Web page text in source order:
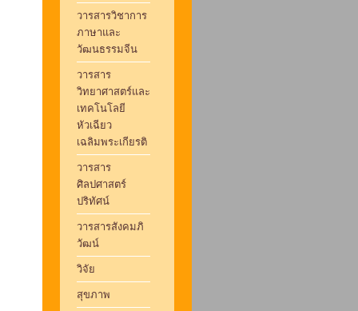
วารสารวิชาการ
ภาษาและ
วัฒนธรรมจีน
วารสาร
วิทยาศาสตร์และ
เทคโนโลยี
หัวเฉียว
เฉลิมพระเกียรติ
วารสาร
ศิลปศาสตร์
ปริทัศน์
วารสารสังคมภิ
วัฒน์
วิจัย
สุขภาพ